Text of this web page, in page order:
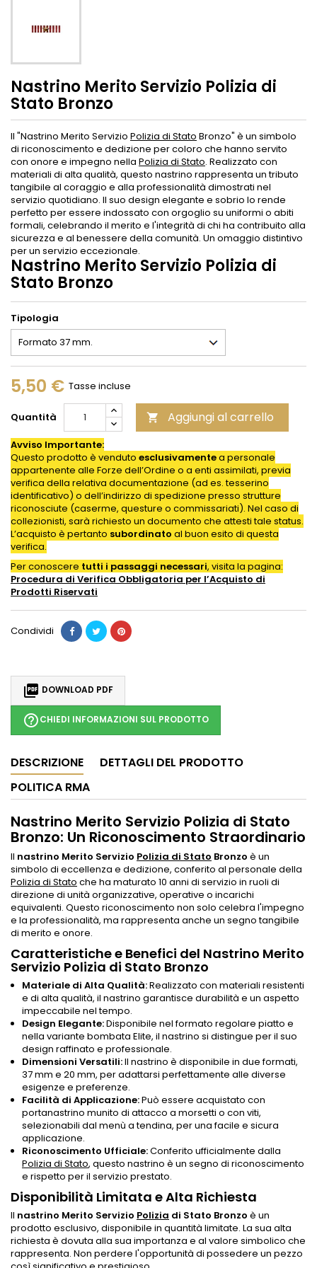
Nastrino Merito Servizio Polizia di
Stato Bronzo
Il "Nastrino Merito Servizio Polizia di Stato Bronzo" è un simbolo
di riconoscimento e dedizione per coloro che hanno servito
con onore e impegno nella Polizia di Stato. Realizzato con
materiali di alta qualità, questo nastrino rappresenta un tributo
tangibile al coraggio e alla professionalità dimostrati nel
servizio quotidiano. Il suo design elegante e sobrio lo rende
perfetto per essere indossato con orgoglio su uniformi o abiti
formali, celebrando il merito e l'integrità di chi ha contribuito alla
sicurezza e al benessere della comunità. Un omaggio distintivo
per un servizio eccezionale.
Nastrino Merito Servizio Polizia di
Stato Bronzo
Tipologia
5,50 € Tasse incluse
Quantità  Aggiungi al carrello
Avviso Importante:
Questo prodotto è venduto esclusivamentea personale
appartenente alle Forze dell’Ordine o a enti assimilati, previa
verifica della relativa documentazione (ad es. tesserino
identificativo) o dell’indirizzo di spedizione presso strutture
riconosciute (caserme, questure o commissariati). Nel caso di
collezionisti, sarà richiesto un documento che attesti tale status.
L’acquisto è pertanto subordinato al buon esito di questa
verifica.
Per conoscere tutti i passaggi necessari, visita la pagina:
Procedura di Verifica Obbligatoria per l’Acquisto di
Prodotti Riservati
Condividi
 DOWNLOAD PDF
help_outlineCHIEDI INFORMAZIONI SUL PRODOTTO
DESCRIZIONE
DETTAGLI DEL PRODOTTO
POLITICA RMA
Nastrino Merito Servizio Polizia di Stato
Bronzo: Un Riconoscimento Straordinario
Il nastrino Merito Servizio Polizia di Stato Bronzo è un
simbolo di eccellenza e dedizione, conferito al personale della
Polizia di Stato che ha maturato 10 anni di servizio in ruoli di
direzione di unità organizzative, operative o incarichi
equivalenti. Questo riconoscimento non solo celebra l'impegno
e la professionalità, ma rappresenta anche un segno tangibile
di merito e onore.
Caratteristiche e Benefici del Nastrino Merito
Servizio Polizia di Stato Bronzo
Materiale di Alta Qualità:Realizzato con materiali resistenti
e di alta qualità, il nastrino garantisce durabilità e un aspetto
impeccabile nel tempo.
Design Elegante:Disponibile nel formato regolare piatto e
nella variante bombata Elite, il nastrino si distingue per il suo
design raffinato e professionale.
Dimensioni Versatili:Il nastrino è disponibile in due formati,
37 mm e 20 mm, per adattarsi perfettamente alle diverse
esigenze e preferenze.
Facilità di Applicazione:Può essere acquistato con
portanastrino munito di attacco a morsetti o con viti,
selezionabili dal menù a tendina, per una facile e sicura
applicazione.
Riconoscimento Ufficiale:Conferito ufficialmente dalla
Polizia di Stato, questo nastrino è un segno di riconoscimento
e rispetto per il servizio prestato.
Disponibilità Limitata e Alta Richiesta
Il nastrino Merito Servizio Polizia di Stato Bronzo è un
prodotto esclusivo, disponibile in quantità limitate. La sua alta
richiesta è dovuta alla sua importanza e al valore simbolico che
rappresenta. Non perdere l'opportunità di possedere un pezzo